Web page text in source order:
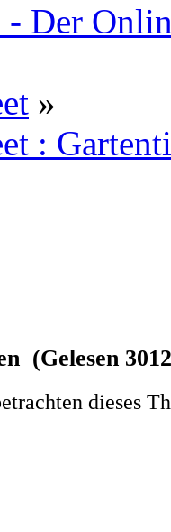
Der
»
:
(Gelesen
dieses